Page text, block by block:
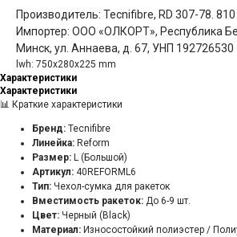
Производитель: Tecnifibre, RD 307-78.
Импортер: ООО «ОЛКОРТ», Республика
Минск, ул. Аннаева, д. 67, УНП 192726530
lwh: 750x280x225 mm
Характеристики
Характеристики
📊 Краткие характеристики
Бренд: Tecnifibre
Линейка: Reform
Размер: L (Большой)
Артикул: 40REFORML6
Тип: Чехол-сумка для ракеток
Вместимость ракеток: До 6-9 шт.
Цвет: Черный (Black)
Материал: Износостойкий полиэстер /